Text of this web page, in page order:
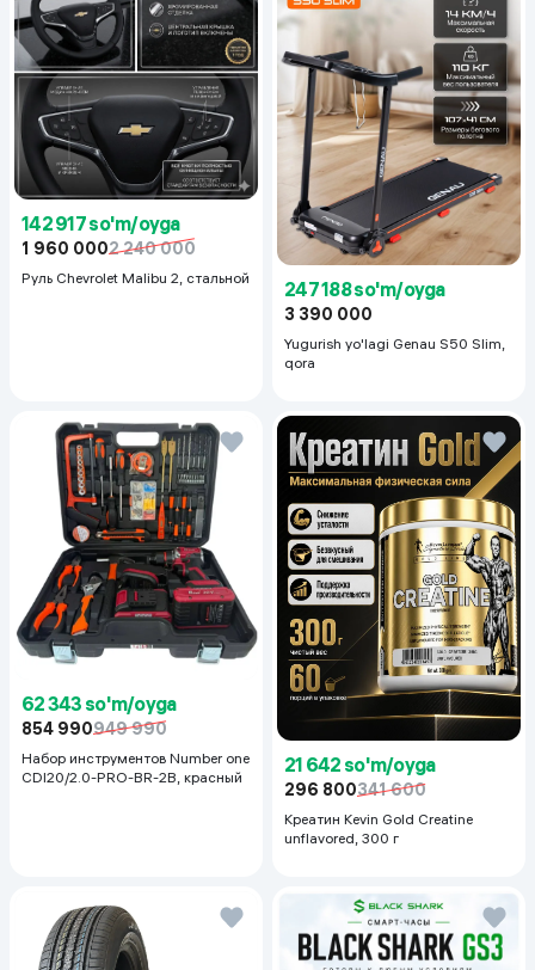
142 917 so'm/oyga
1 960 0002 240 000
Руль Chevrolet Malibu 2, cтальной
247 188 so'm/oyga
3 390 000
Yugurish yo'lagi Genau S50 Slim,
qora
62 343 so'm/oyga
854 990949 990
Набор инструментов Number one
CDI20/2.0-PRO-BR-2B, красный
21 642 so'm/oyga
296 800341 600
Креатин Kevin Gold Creatine
unflavored, 300 г